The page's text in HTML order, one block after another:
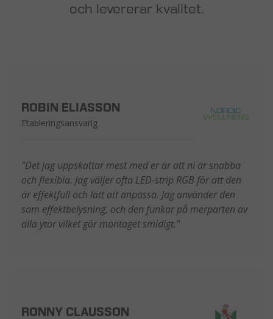
och levererar kvalitet.
ROBIN ELIASSON
Etableringsansvarig
"Det jag uppskattar mest med er är att ni är snabba
och flexibla. Jag väljer ofta LED-strip RGB för att den
är effektfull och lätt att anpassa. Jag använder den
som effektbelysning, och den funkar på merparten av
alla ytor vilket gör montaget smidigt."
RONNY CLAUSSON